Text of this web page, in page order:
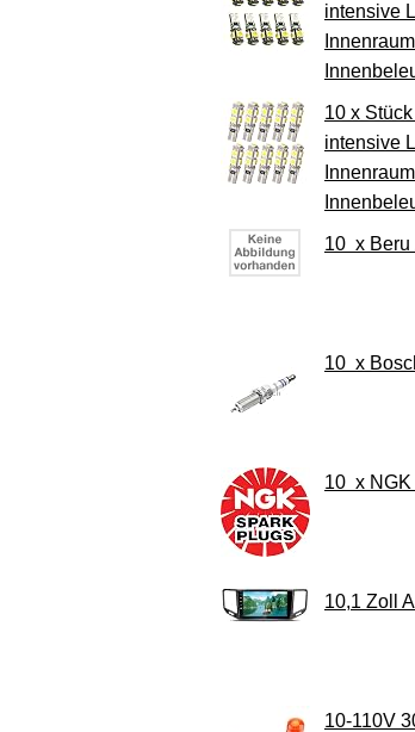
intensive
10 x
intensive
10 x
10 x
10 x
10,1 Zoll
10-110V